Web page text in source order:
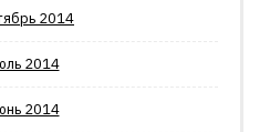
2014
2014
2014